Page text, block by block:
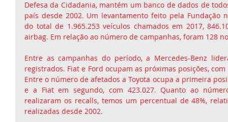
Defesa da Cidadania, mantém um banco de dados de
país desde 2002. Um levantamento feito pela Fundação
do total de 1.965.253 veículos chamados em 2017,
airbag. Em relação ao número de campanhas, foram 128
Entre as campanhas do período, a Mercedes-Benz
registrados. Fiat e Ford ocupam as próximas posições,
Entre o número de afetados a Toyota ocupa a primeira
e a Fiat em segundo, com 423.027. Quanto ao
realizaram os recalls, temos um percentual de 48%,
realizadas desde 2002.